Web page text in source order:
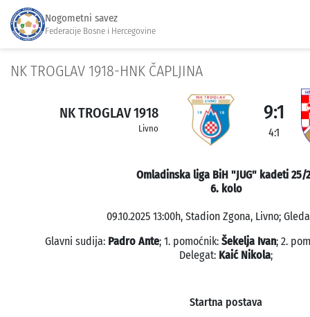
Nogometni savez
Federacije Bosne i Hercegovine
NK TROGLAV 1918-HNK ČAPLJINA
NK TROGLAV 1918
Livno
9:1
4:1
Omladinska liga BiH "JUG" kadeti 25/
6. kolo
09.10.2025 13:00h, Stadion Zgona, Livno;
Glavni sudija: Padro Ante; 1. pomoćnik: Šekelja Ivan; 2.
Delegat: Kaić Nikola;
Startna postava